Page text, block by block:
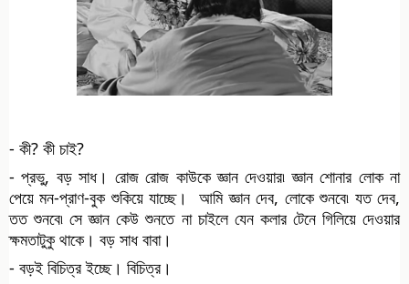
- কী? কী চাই?
- প্রভু, বড় সাধ। রোজ রোজ কাউকে জ্ঞান দেওয়ার৷ জ্ঞান শোনার লোক না
পেয়ে মন-প্রাণ-বুক শুকিয়ে যাচ্ছে।  আমি জ্ঞান দেব, লোকে শুনবে৷ যত দেব,
তত শুনবে৷ সে জ্ঞান কেউ শুনতে না চাইলে যেন কলার টেনে গিলিয়ে দেওয়ার
ক্ষমতাটুকু থাকে। বড় সাধ বাবা।
- বড়ই বিচিত্র ইচ্ছে। বিচিত্র।